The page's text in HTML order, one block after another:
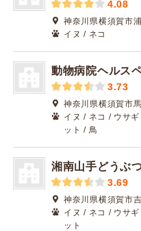
4.08
神奈川県横須賀市
イヌ / ネコ
動物病院ヘルス
3.73
神奈川県横須賀市
イヌ / ネコ / ウサ
ット / 鳥
湘南山手どうぶ
3.69
神奈川県横須賀市
イヌ / ネコ / ウサ
ット